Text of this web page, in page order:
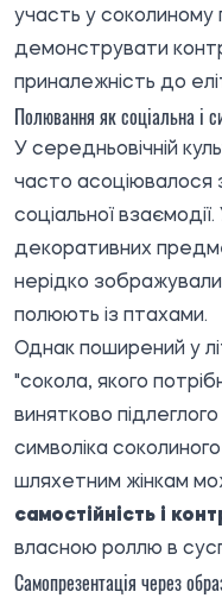
участь у соколиному
демонструвати
приналежність до
Полювання як соціальна і
У середньовічній
часто асоціювалося
соціальної
декоративних
нерідко
полюють із птахами.
Однак поширений у
"сокола, якого
винятково
символіка
шляхетним жінкам
самостійність і
власною роллю в
Самопрезентація через